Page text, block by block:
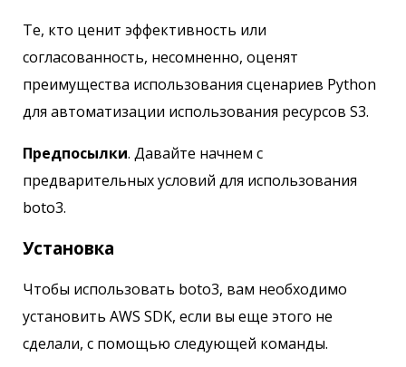
Те, кто ценит эффективность или
согласованность, несомненно, оценят
преимущества использования сценариев Python
для автоматизации использования ресурсов S3.
Предпосылки. Давайте начнем с
предварительных условий для использования
boto3.
Установка
Чтобы использовать boto3, вам необходимо
установить AWS SDK, если вы еще этого не
сделали, с помощью следующей команды.